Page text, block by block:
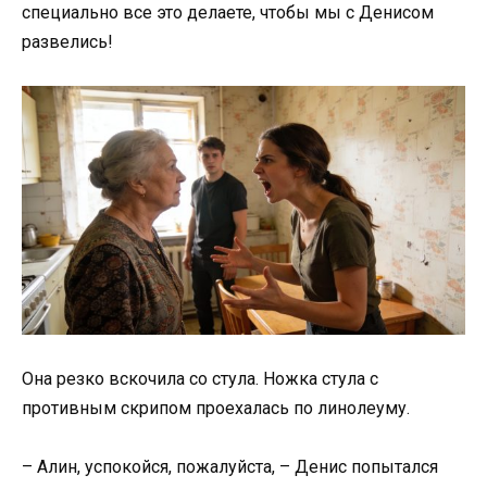
специально все это делаете, чтобы мы с Денисом
развелись!
Она резко вскочила со стула. Ножка стула с
противным скрипом проехалась по линолеуму.
– Алин, успокойся, пожалуйста, – Денис попытался